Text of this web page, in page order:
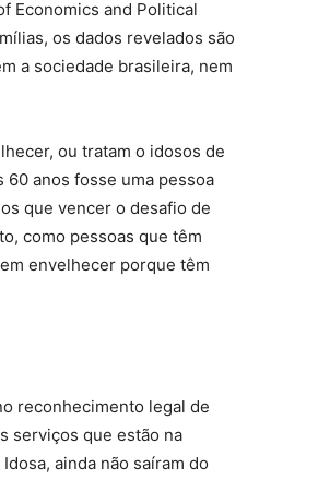
Economics and Political
os dados revelados são
a sociedade brasileira, nem
ou tratam o idosos de
anos fosse uma pessoa
que vencer o desafio de
como pessoas que têm
envelhecer porque têm
reconhecimento legal de
serviços que estão na
ainda não saíram do